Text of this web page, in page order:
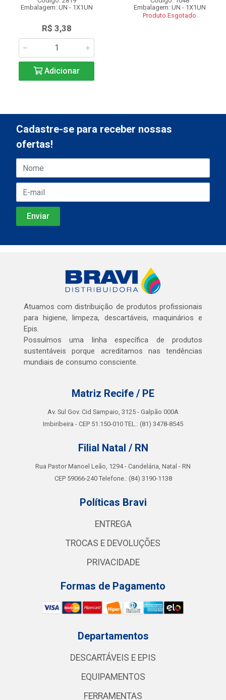
Embalagem: UN - 1X1UN
R$ 3,38
Adicionar
Embalagem: UN - 1X1UN
Produto Esgotado
Cadastre-se para receber nossas
ofertas!
Atuamos com distribuição de produtos profissionais
para higiene, limpeza, descartáveis, maquinários e
Epis.
Possuímos uma linha específica de produtos
sustentáveis porque acreditamos nas tendências
mundiais de consumo consciente.
Matriz Recife / PE
Av. Sul Gov. Cid Sampaio, 3125 - Galpão 000A
Imbiribeira - CEP 51.150-010 TEL.: (81) 3478-8545
Filial Natal / RN
Rua Pastor Manoel Leão, 1294 - Candelária, Natal - RN
CEP 59066-240 Telefone.: (84) 3190-1138
Políticas Bravi
ENTREGA
TROCAS E DEVOLUÇÕES
PRIVACIDADE
Formas de Pagamento
Departamentos
DESCARTÁVEIS E EPIS
EQUIPAMENTOS
FERRAMENTAS